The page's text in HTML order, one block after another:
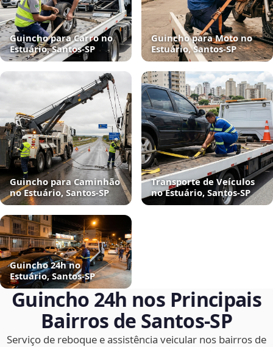
Guincho para Carro no
Estuário, Santos‑SP
Guincho para Moto no
Estuário, Santos‑SP
Guincho para Caminhão
no Estuário, Santos‑SP
Transporte de Veículos
no Estuário, Santos‑SP
Guincho 24h no
Estuário, Santos‑SP
Guincho 24h nos Principais
Bairros de Santos‑SP
Serviço de reboque e assistência veicular nos bairros de